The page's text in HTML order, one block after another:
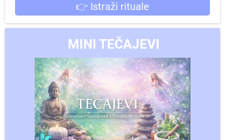
👉 Istraži rituale
MINI TEČAJEVI